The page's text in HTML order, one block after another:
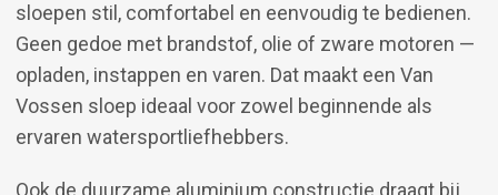
sloepen stil, comfortabel en eenvoudig te bedienen.
Geen gedoe met brandstof, olie of zware motoren —
opladen, instappen en varen. Dat maakt een Van
Vossen sloep ideaal voor zowel beginnende als
ervaren watersportliefhebbers.